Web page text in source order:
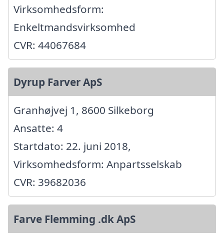
Virksomhedsform:
Enkeltmandsvirksomhed
CVR: 44067684
Dyrup Farver ApS
Granhøjvej 1, 8600 Silkeborg
Ansatte: 4
Startdato: 22. juni 2018,
Virksomhedsform: Anpartsselskab
CVR: 39682036
Farve Flemming .dk ApS